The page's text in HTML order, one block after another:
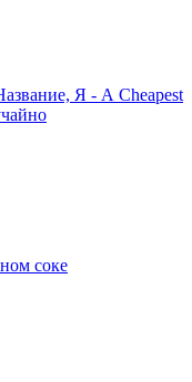
Я - А Cheapest
соке